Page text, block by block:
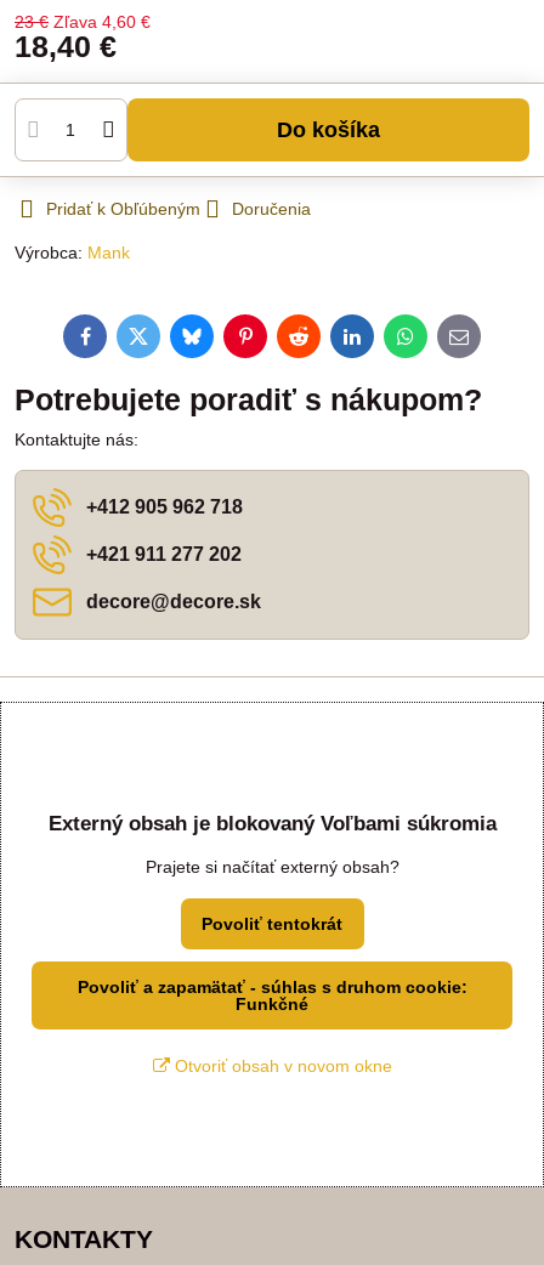
23 € Zľava 4,60 €
18,40 €
Do košíka
Pridať k Obľúbeným Doručenia
Výrobca: Mank
FacebookTwitterBlueskyPinterestRedditLinkedInWhatsApp
E-
mail
Potrebujete poradiť s nákupom?
Kontaktujte nás:
+412 905 962 718
+421 911 277 202
decore​@decore​.sk
Externý obsah je blokovaný Voľbami súkromia
Prajete si načítať externý obsah?
Povoliť tentokrát
Povoliť a zapamätať - súhlas s druhom cookie:
Funkčné
Otvoriť obsah v novom okne
KONTAKTY